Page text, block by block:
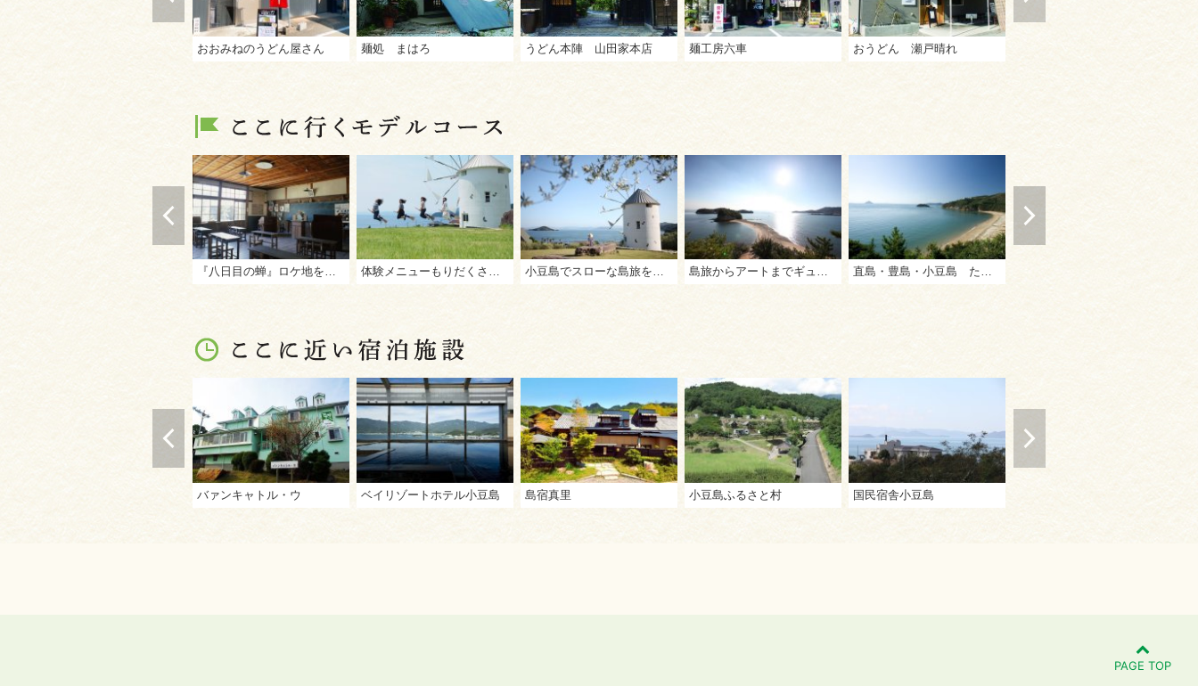
おおみねのうどん屋さん 麺処 まはろ うどん本陣 山田家本店 麺工房六車 おうどん 瀬戸晴れ
『八日目の蝉』ロケ地をめぐる！ 体験メニューもりだくさん！2泊3日で岡山・小豆島・高松の魅力を体感トリップ 小豆島でスローな島旅を堪能 島旅からアートまでギュッ！欲張り2泊3日の旅 直島・豊島・小豆島 たっぷりとアートを楽しむ旅 2泊3日
バァンキャトル・ウ ベイリゾートホテル小豆島 島宿真里 小豆島ふるさと村 国民宿舎小豆島
PAGE TOP